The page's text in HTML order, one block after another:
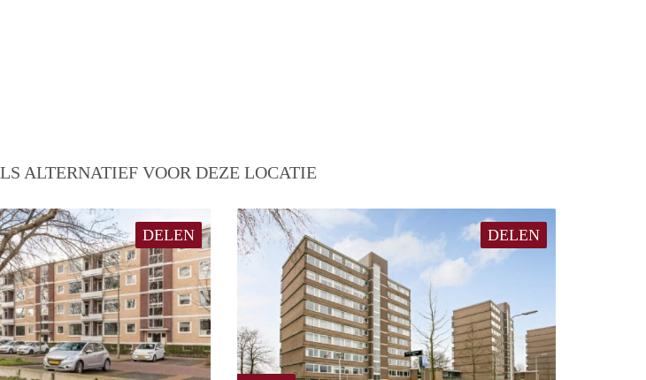
ALTERNATIEF VOOR DEZE LOCATIE
DELEN DELEN